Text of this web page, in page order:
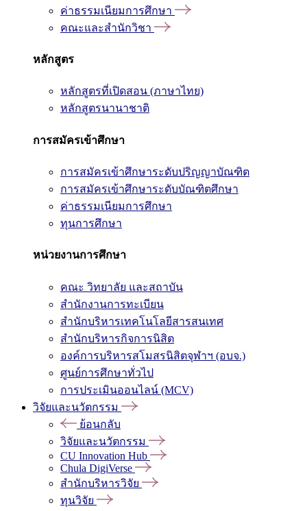
ค่าธรรมเนียมการศึกษา
คณะและสำนักวิชา
หลักสูตร
หลักสูตรที่เปิดสอน (ภาษาไทย)
หลักสูตรนานาชาติ
การสมัครเข้าศึกษา
การสมัครเข้าศึกษาระดับปริญญาบัณฑิต
การสมัครเข้าศึกษาระดับบัณฑิตศึกษา
ค่าธรรมเนียมการศึกษา
ทุนการศึกษา
หน่วยงานการศึกษา
คณะ วิทยาลัย และสถาบัน
สำนักงานการทะเบียน
สำนักบริหารเทคโนโลยีสารสนเทศ
สำนักบริหารกิจการนิสิต
องค์การบริหารสโมสรนิสิตจุฬาฯ (อบจ.)
ศูนย์การศึกษาทั่วไป
การประเมินออนไลน์ (MCV)
วิจัยและนวัตกรรม
ย้อนกลับ
วิจัยและนวัตกรรม
CU Innovation Hub
Chula DigiVerse
สำนักบริหารวิจัย
ทุนวิจัย